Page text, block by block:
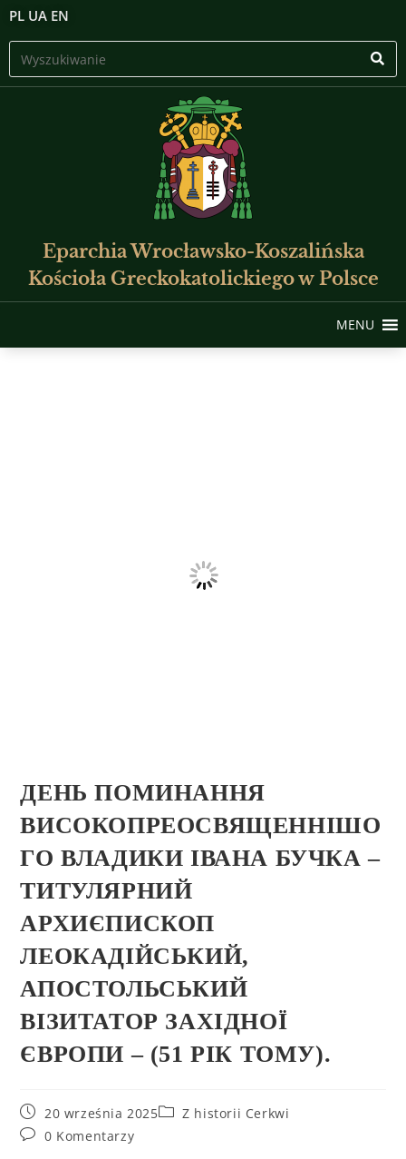
PL UA EN
Eparchia Wrocławsko-Koszalińska
Kościoła Greckokatolickiego w Polsce
MENU
ДЕНЬ ПОМИНАННЯ
ВИСОКОПРЕОСВЯЩЕННІШО
ГО ВЛАДИКИ ІВАНА БУЧКА –
ТИТУЛЯРНИЙ
АРХИЄПИСКОП
ЛЕОКАДІЙСЬКИЙ,
АПОСТОЛЬСЬКИЙ
ВІЗИТАТОР ЗАХІДНОЇ
ЄВРОПИ – (51 РІК ТОМУ).
20 września 2025
Z historii Cerkwi
0 Komentarzy